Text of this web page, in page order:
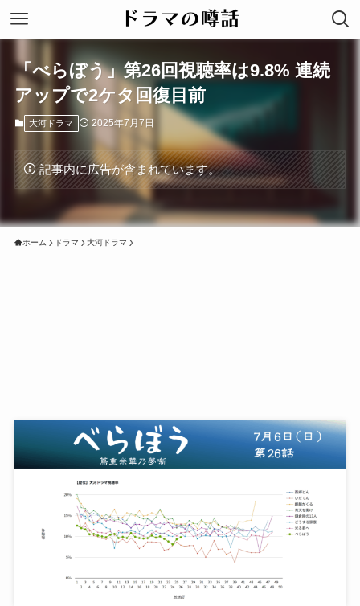
「べらぼう」第26回視聴率は9.8% 連続
アップで2ケタ回復目前
大河ドラマ 2025年7月7日
記事内に広告が含まれています。
ホーム ドラマ 大河ドラマ